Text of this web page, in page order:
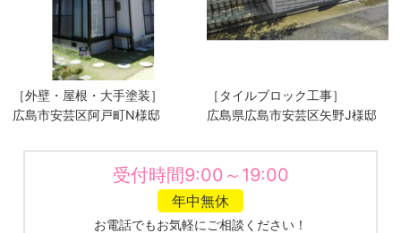
［外壁・屋根・大手塗装］
広島市安芸区阿戸町N様邸
［タイルブロック工事］
広島県広島市安芸区矢野J様邸
受付時間9:00～19:00
年中無休
お電話でもお気軽にご相談ください！